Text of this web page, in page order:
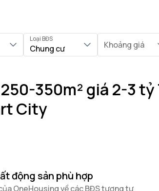
Loại BĐS
Chung cư Khoảng giá
350m² giá 2-3 tỷ
City
động sản phù hợp
OneHousing về các BĐS tương tự